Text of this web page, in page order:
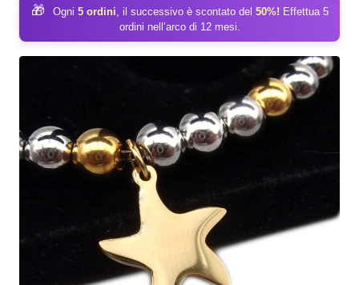
🎁 Ogni 5 ordini, il successivo è scontato del 50%! Effettua 5
ordini nell’arco di 12 mesi.